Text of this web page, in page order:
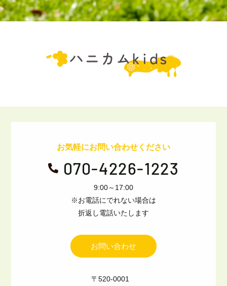
お気軽にお問い合わせください
 070-4226-1223
9:00～17:00
※お電話にでれない場合は
折返し電話いたします
お問い合わせ
〒520-0001